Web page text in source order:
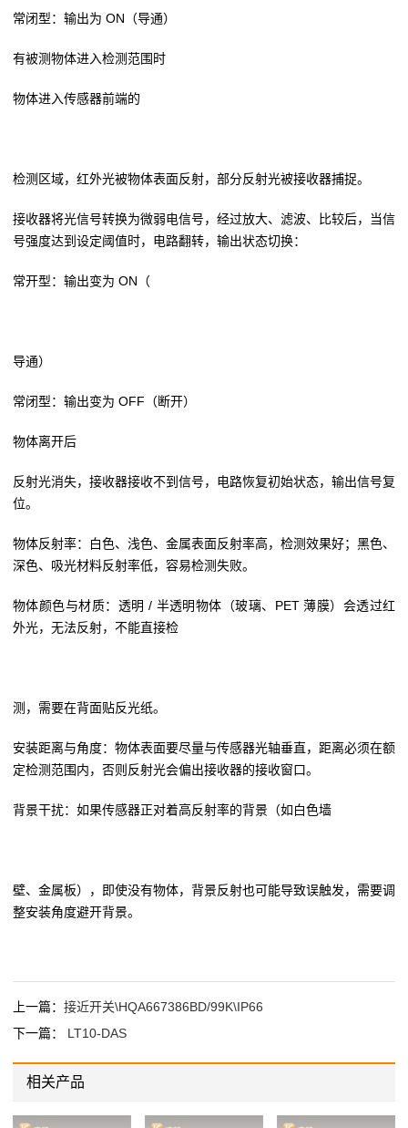
常闭型：输出为 ON（导通）
有被测物体进入检测范围时
物体进入传感器前端的
检测区域，红外光被物体表面反射，部分反射光被接收器捕捉。
接收器将光信号转换为微弱电信号，经过放大、滤波、比较后，当信
号强度达到设定阈值时，电路翻转，输出状态切换：
常开型：输出变为 ON（
导通）
常闭型：输出变为 OFF（断开）
物体离开后
反射光消失，接收器接收不到信号，电路恢复初始状态，输出信号复
位。
物体反射率：白色、浅色、金属表面反射率高，检测效果好；黑色、
深色、吸光材料反射率低，容易检测失败。
物体颜色与材质：透明 / 半透明物体（玻璃、PET 薄膜）会透过红
外光，无法反射，不能直接检
测，需要在背面贴反光纸。
安装距离与角度：物体表面要尽量与传感器光轴垂直，距离必须在额
定检测范围内，否则反射光会偏出接收器的接收窗口。
背景干扰：如果传感器正对着高反射率的背景（如白色墙
壁、金属板），即使没有物体，背景反射也可能导致误触发，需要调
整安装角度避开背景。
上一篇： 接近开关\HQA667386BD/99K\IP66
下一篇： LT10-DAS
相关产品